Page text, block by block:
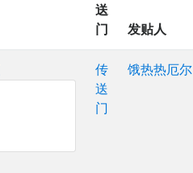
送
门
发贴人
传
送
门
饿热热厄尔